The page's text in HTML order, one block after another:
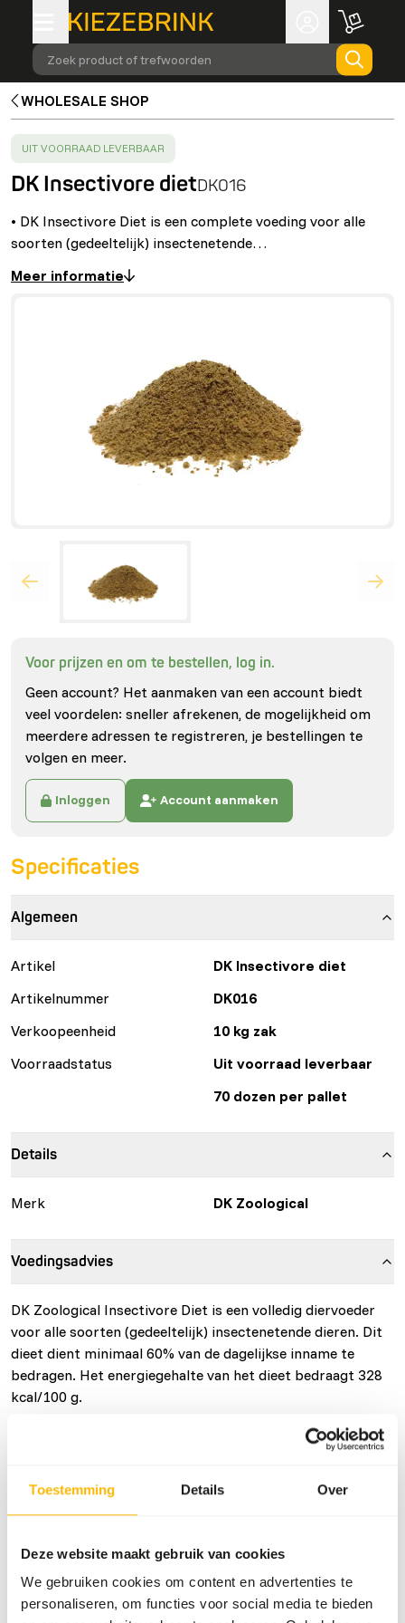
Toestemming Details Over
Deze website maakt gebruik van cookies
We gebruiken cookies om content en advertenties te
personaliseren, om functies voor social media te bieden
Zoek product of trefwoorden
WHOLESALE SHOP
Over dit product
soorten (gedeeltelijk) insectenetende dieren, zoals
reuzenmiereneters, aardvarken, tamandua's, gordeldieren,
egels en andere (gedeeltelijk) insectenetende primaten en
vleermuizen. • Hoog eiwitgehalte van insecten en andere
SUCCESS:
UIT VOORRAAD LEVERBAAR
DK Insectivore dietDK016
• DK Insectivore Diet is een complete voeding voor alle
soorten (gedeeltelijk) insectenetende…
Meer informatie
Voor prijzen en om te bestellen, log in.
Geen account? Het aanmaken van een account biedt
veel voordelen: sneller afrekenen, de mogelijkheid om
meerdere adressen te registreren, je bestellingen te
volgen en meer.
Inloggen Account aanmaken
Specificaties
Algemeen
Artikel
DK Insectivore diet
Artikelnummer
DK016
Verkoopeenheid
10 kg zak
Voorraadstatus
Uit voorraad leverbaar
70 dozen per pallet
Details
Merk DK Zoological
Voedingsadvies
DK Zoological Insectivore Diet is een volledig diervoeder
voor alle soorten (gedeeltelijk) insectenetende dieren. Dit
dieet dient minimaal 60% van de dagelijkse inname te
bedragen. Het energiegehalte van het dieet bedraagt 328
kcal/100 g.